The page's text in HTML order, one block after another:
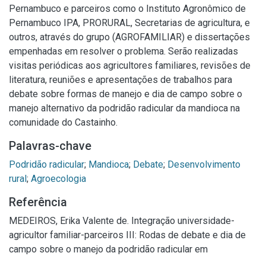
Pernambuco e parceiros como o Instituto Agronômico de
Pernambuco IPA, PRORURAL, Secretarias de agricultura, e
outros, através do grupo (AGROFAMILIAR) e dissertações
empenhadas em resolver o problema. Serão realizadas
visitas periódicas aos agricultores familiares, revisões de
literatura, reuniões e apresentações de trabalhos para
debate sobre formas de manejo e dia de campo sobre o
manejo alternativo da podridão radicular da mandioca na
comunidade do Castainho.
Palavras-chave
Podridão radicular; Mandioca; Debate; Desenvolvimento
rural; Agroecologia
Referência
MEDEIROS, Erika Valente de. Integração universidade-
agricultor familiar-parceiros III: Rodas de debate e dia de
campo sobre o manejo da podridão radicular em